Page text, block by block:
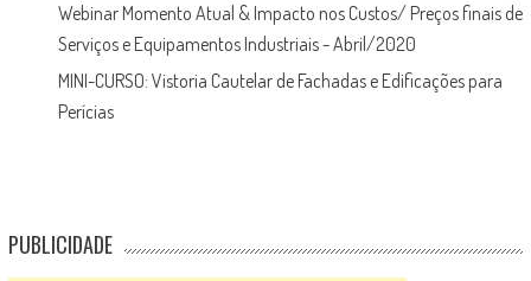
Webinar Momento Atual & Impacto nos Custos/ Preços finais de
Serviços e Equipamentos Industriais - Abril/2020
MINI-CURSO: Vistoria Cautelar de Fachadas e Edificações para
Perícias
PUBLICIDADE